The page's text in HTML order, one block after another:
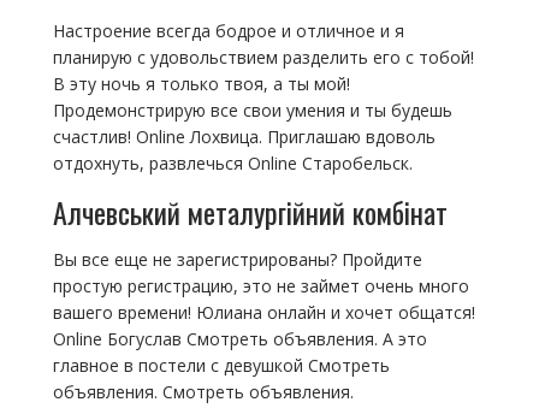
Настроение всегда бодрое и отличное и я
планирую с удовольствием разделить его с тобой!
В эту ночь я только твоя, а ты мой!
Продемонстрирую все свои умения и ты будешь
счастлив! Online Лохвица. Приглашаю вдоволь
отдохнуть, развлечься Online Старобельск.
Алчевський металургійний комбінат
Вы все еще не зарегистрированы? Пройдите
простую регистрацию, это не займет очень много
вашего времени! Юлиана онлайн и хочет общатся!
Online Богуслав Смотреть объявления. А это
главное в постели с девушкой Смотреть
объявления. Смотреть объявления.